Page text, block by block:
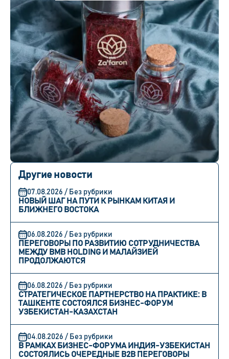
Другие новости
07.08.2026 / Без рубрики
НОВЫЙ ШАГ НА ПУТИ К РЫНКАМ КИТАЯ И
БЛИЖНЕГО ВОСТОКА
06.08.2026 / Без рубрики
ПЕРЕГОВОРЫ ПО РАЗВИТИЮ СОТРУДНИЧЕСТВА
МЕЖДУ BMB HOLDING И МАЛАЙЗИЕЙ
ПРОДОЛЖАЮТСЯ
06.08.2026 / Без рубрики
СТРАТЕГИЧЕСКОЕ ПАРТНЕРСТВО НА ПРАКТИКЕ: В
ТАШКЕНТЕ СОСТОЯЛСЯ БИЗНЕС-ФОРУМ
УЗБЕКИСТАН-КАЗАХСТАН
04.08.2026 / Без рубрики
В РАМКАХ БИЗНЕС-ФОРУМА ИНДИЯ-УЗБЕКИСТАН
СОСТОЯЛИСЬ ОЧЕРЕДНЫЕ B2B ПЕРЕГОВОРЫ